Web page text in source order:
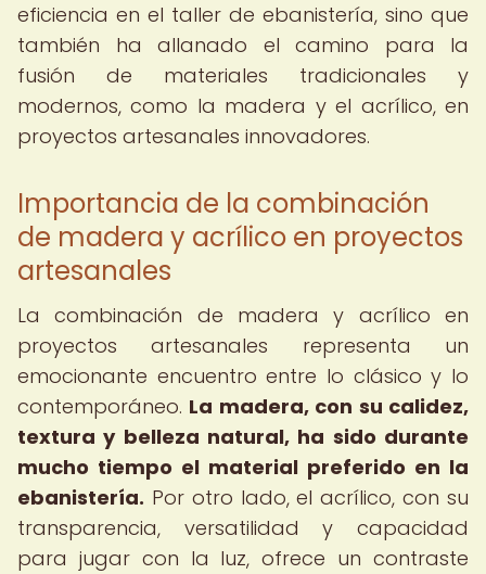
eficiencia en el taller de ebanistería, sino que
también ha allanado el camino para la
fusión de materiales tradicionales y
modernos, como la madera y el acrílico, en
proyectos artesanales innovadores.
Importancia de la combinación
de madera y acrílico en proyectos
artesanales
La combinación de madera y acrílico en
proyectos artesanales representa un
emocionante encuentro entre lo clásico y lo
contemporáneo. La madera, con su calidez,
textura y belleza natural, ha sido durante
mucho tiempo el material preferido en la
ebanistería. Por otro lado, el acrílico, con su
transparencia, versatilidad y capacidad
para jugar con la luz, ofrece un contraste